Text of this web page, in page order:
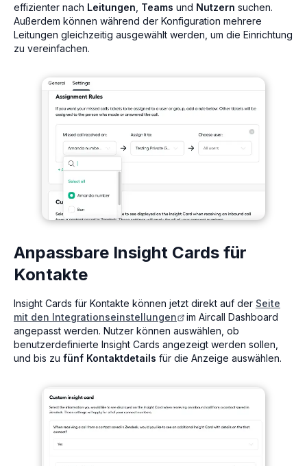
effizienter nach Leitungen Teams und Nutzern suchen.
Außerdem können während der Konfiguration mehrere
Leitungen gleichzeitig ausgewählt werden, um die Einrichtung
zu vereinfachen.
Anpassbare Insight Cards für
Kontakte
Insight Cards für Kontakte können jetzt direkt auf der Seite
mit den Integrationseinstellungen
im Aircall Dashboard
angepasst werden. Nutzer können auswählen, ob
benutzerdefinierte Insight Cards angezeigt werden sollen,
und bis zu fünf Kontaktdetails für die Anzeige auswählen.